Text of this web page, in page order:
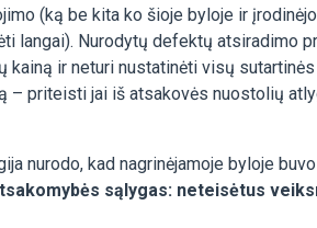
(ką be kita ko šioje byloje ir
langai). Nurodytų defektų atsiradimo
ir neturi nustatinėti visų
priteisti jai iš atsakovės nuostolių
nurodo, kad nagrinėjamoje byloje
sąlygas: neteisėtus